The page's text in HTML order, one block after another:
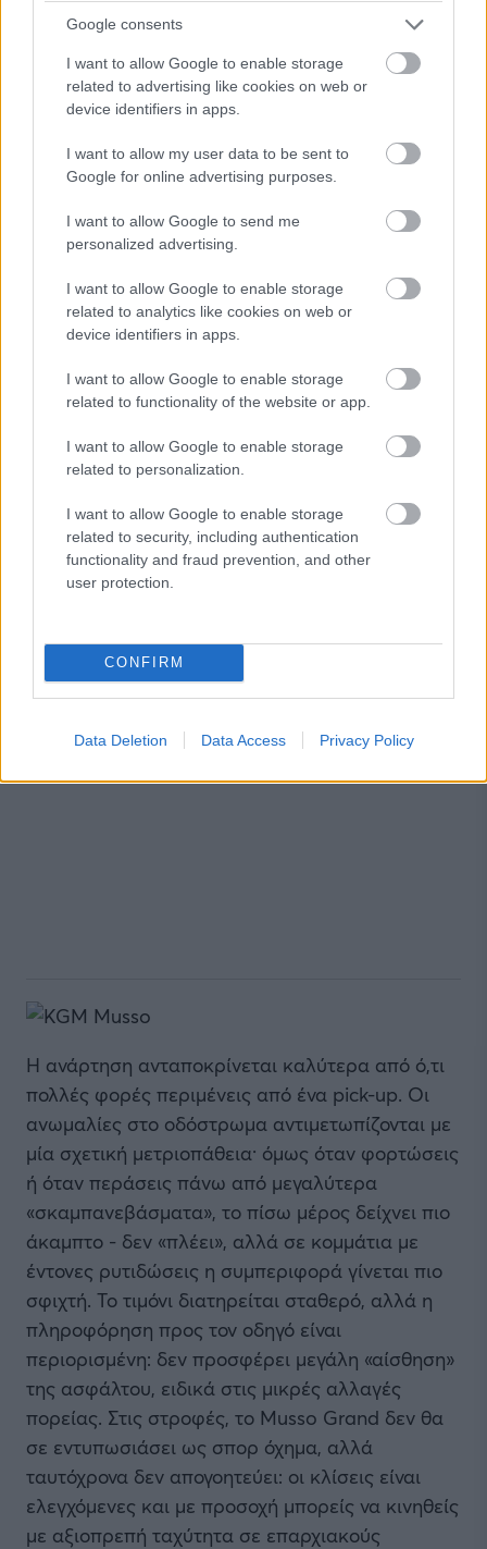
Google consents
I want to allow Google to enable storage
related to advertising like cookies on web or
device identifiers in apps.
I want to allow my user data to be sent to
Google for online advertising purposes.
I want to allow Google to send me
personalized advertising.
I want to allow Google to enable storage
related to analytics like cookies on web or
device identifiers in apps.
I want to allow Google to enable storage
related to functionality of the website or app.
I want to allow Google to enable storage
related to personalization.
I want to allow Google to enable storage
related to security, including authentication
functionality and fraud prevention, and other
user protection.
CONFIRM
Data Deletion Data Access Privacy Policy
δεν απομακρύνεται ποτέ εντελώς. Στις εθνικές
οδούς και στις ανοιχτές διαδρομές, το αυτόματο
κιβώτιο συνεργάζεται με τον κινητήρα με
σεβασμό στον χαρακτήρα του οχήματος: οι
αλλαγές είναι ομαλές και το μοτέρ δουλεύει
χαμηλά και σταθερά. Σε πιο απαιτητικές
θα παρατηρήσεις ότι αλλάζει σχέσεις πιο
«προσεκτικά», προσπαθώντας να κρατήσει τον
κινητήρα εντός του βέλτιστου φάσματος.
Η ανάρτηση ανταποκρίνεται καλύτερα από ό,τι
πολλές φορές περιμένεις από ένα pick-up. Οι
ανωμαλίες στο οδόστρωμα αντιμετωπίζονται με
μία σχετική μετριοπάθεια· όμως όταν φορτώσεις
ή όταν περάσεις πάνω από μεγαλύτερα
«σκαμπανεβάσματα», το πίσω μέρος δείχνει πιο
άκαμπτο - δεν «πλέει», αλλά σε κομμάτια με
έντονες ρυτιδώσεις η συμπεριφορά γίνεται πιο
σφιχτή. Το τιμόνι διατηρείται σταθερό, αλλά η
πληροφόρηση προς τον οδηγό είναι
περιορισμένη: δεν προσφέρει μεγάλη «αίσθηση»
της ασφάλτου, ειδικά στις μικρές αλλαγές
πορείας. Στις στροφές, το Musso Grand δεν θα
σε εντυπωσιάσει ως σπορ όχημα, αλλά
ταυτόχρονα δεν απογοητεύει: οι κλίσεις είναι
ελεγχόμενες και με προσοχή μπορείς να κινηθείς
με αξιοπρεπή ταχύτητα σε επαρχιακούς